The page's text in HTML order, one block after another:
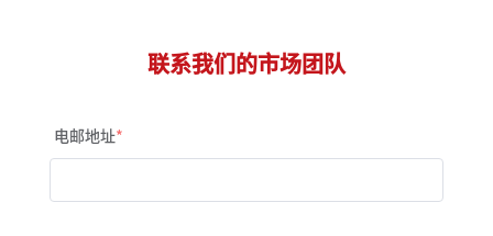
联系我们的市场团队
电邮地址